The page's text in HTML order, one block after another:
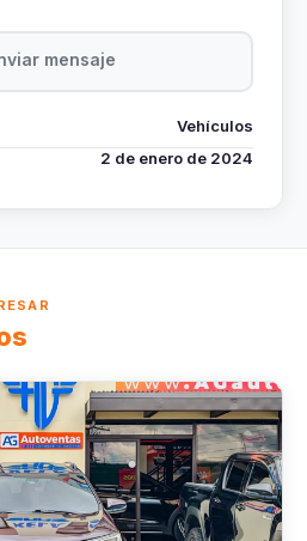
mensaje
Vehículos
2 de enero de 2024